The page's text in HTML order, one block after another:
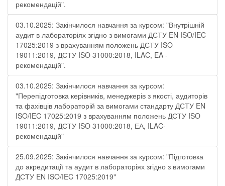
рекомендацій".
03.10.2025: Закінчилося навчання за курсом: "Внутрішній
аудит в лабораторіях згідно з вимогами ДСТУ EN ISO/IEC
17025:2019 з врахуванням положень ДСТУ ISO
19011:2019, ДСТУ ISO 31000:2018, ILAC, EA -
рекомендацій".
03.10.2025: Закінчилося навчання за курсом:
"Перепідготовка керівників, менеджерів з якості, аудиторів
та фахівців лабораторій за вимогами стандарту ДСТУ EN
ISO/IEC 17025:2019 з врахуванням положень ДСТУ ISO
19011:2019, ДСТУ ISO 31000:2018, ЕА, ILAC-
рекомендацій"
25.09.2025: Закінчилося навчання за курсом: "Підготовка
до акредитації та аудит в лабораторіях згідно з вимогами
ДСТУ EN ISO/IEC 17025:2019"